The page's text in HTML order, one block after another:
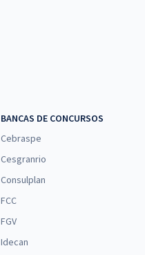
BANCAS DE CONCURSOS
Cebraspe
Cesgranrio
Consulplan
FCC
FGV
Idecan